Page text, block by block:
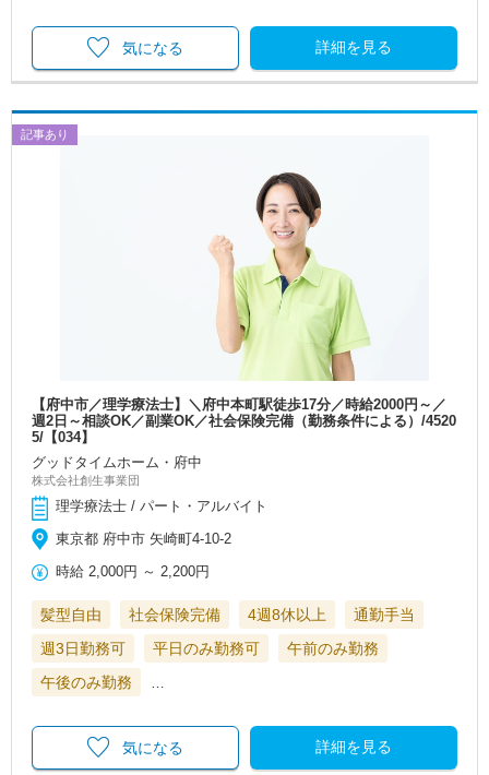
詳細を見る
気になる
記事あり
【府中市／理学療法士】＼府中本町駅徒歩17分／時給2000円～／
週2日～相談OK／副業OK／社会保険完備（勤務条件による）/4520
5/【034】
グッドタイムホーム・府中
株式会社創生事業団
理学療法士 / パート・アルバイト
東京都 府中市 矢崎町4-10-2
時給 2,000円 ～ 2,200円
髪型自由 社会保険完備 4週8休以上
通勤手当
週3日勤務可
平日のみ勤務可
午前のみ勤務
午後のみ勤務
詳細を見る
気になる